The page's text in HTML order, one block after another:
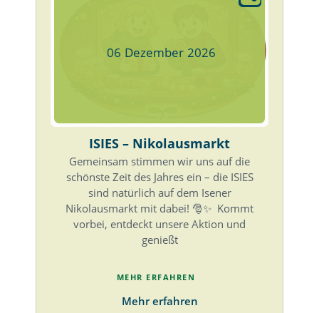
06 Dezember 2026
ISIES – Nikolausmarkt
Gemeinsam stimmen wir uns auf die
schönste Zeit des Jahres ein – die ISIES
sind natürlich auf dem Isener
Nikolausmarkt mit dabei! 🎅✨ Kommt
vorbei, entdeckt unsere Aktion und
genießt
MEHR ERFAHREN
Mehr erfahren